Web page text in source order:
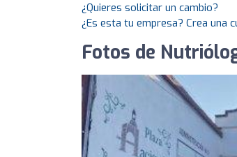
¿Quieres solicitar un cambio?
¿Es esta tu empresa? Crea una
Fotos de